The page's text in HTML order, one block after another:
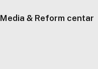
Media & Reform centar